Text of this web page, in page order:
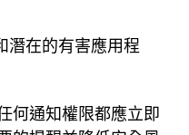
潛在的有害應用程
何通知權限都應立即